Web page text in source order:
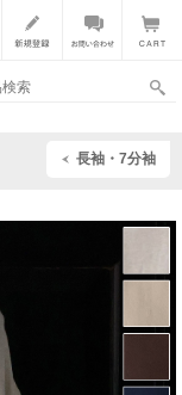
長袖・7分袖